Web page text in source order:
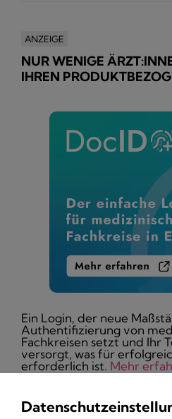
ANZEIGE
NUR WENIGE
IHREN
Ein Login, der neue
Authentifizierung von
Fachkreisen setzt und Ihr
versorgt, was für
erforderlich ist. Mehr